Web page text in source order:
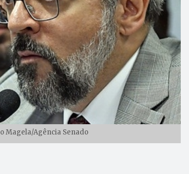
Magela/Agência Senado